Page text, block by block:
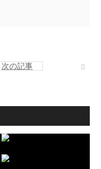
次の記事